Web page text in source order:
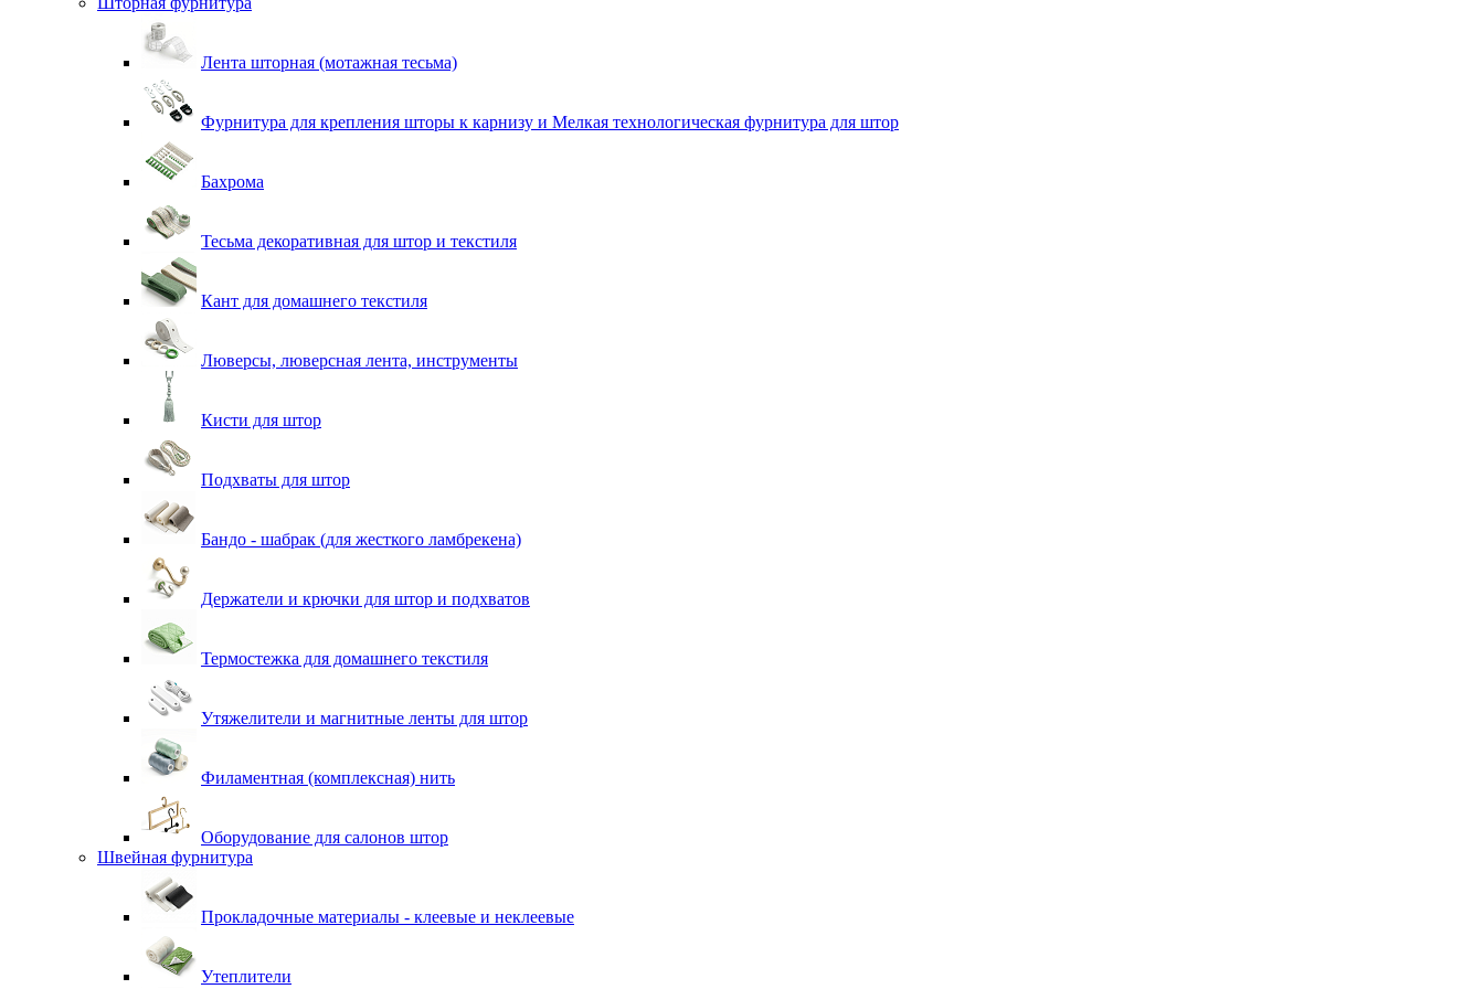
Лента шторная (мотажная тесьма)
Фурнитура для крепления шторы к карнизу и Мелкая технологическая фурнитура для штор
Бахрома
Тесьма декоративная для штор и текстиля
Кант для домашнего текстиля
Люверсы, люверсная лента, инструменты
Кисти для штор
Подхваты для штор
Бандо - шабрак (для жесткого ламбрекена)
Держатели и крючки для штор и подхватов
Термостежка для домашнего текстиля
Утяжелители и магнитные ленты для штор
Филаментная (комплексная) нить
Оборудование для салонов штор
Швейная фурнитура
Прокладочные материалы - клеевые и неклеевые
Утеплители